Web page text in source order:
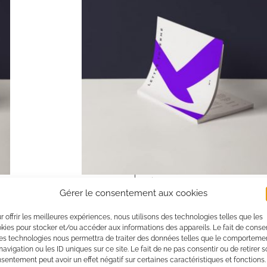
Gérer le consentement aux cookies
offrir les meilleures expériences, nous utilisons des technologies telles que les
pour stocker et/ou accéder aux informations des appareils. Le fait de
technologies nous permettra de traiter des données telles que le
ou les ID uniques sur ce site. Le fait de ne pas consentir ou de retirer
peut avoir un effet négatif sur certaines caractéristiques et fonctions.
Kalliopé
Publication des décrets sur le
installations EnR
En application de l’
article 104 de la loi n° 2015-992du 17
relative à la transition énergétique